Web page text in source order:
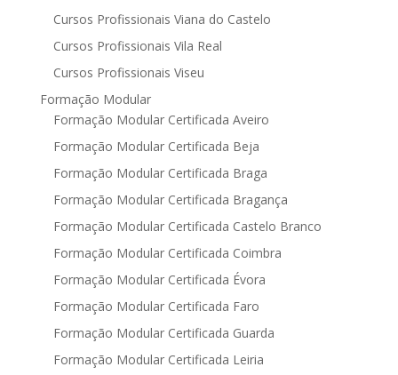
Cursos Profissionais Viana do Castelo
Cursos Profissionais Vila Real
Cursos Profissionais Viseu
Formação Modular
Formação Modular Certificada Aveiro
Formação Modular Certificada Beja
Formação Modular Certificada Braga
Formação Modular Certificada Bragança
Formação Modular Certificada Castelo Branco
Formação Modular Certificada Coimbra
Formação Modular Certificada Évora
Formação Modular Certificada Faro
Formação Modular Certificada Guarda
Formação Modular Certificada Leiria